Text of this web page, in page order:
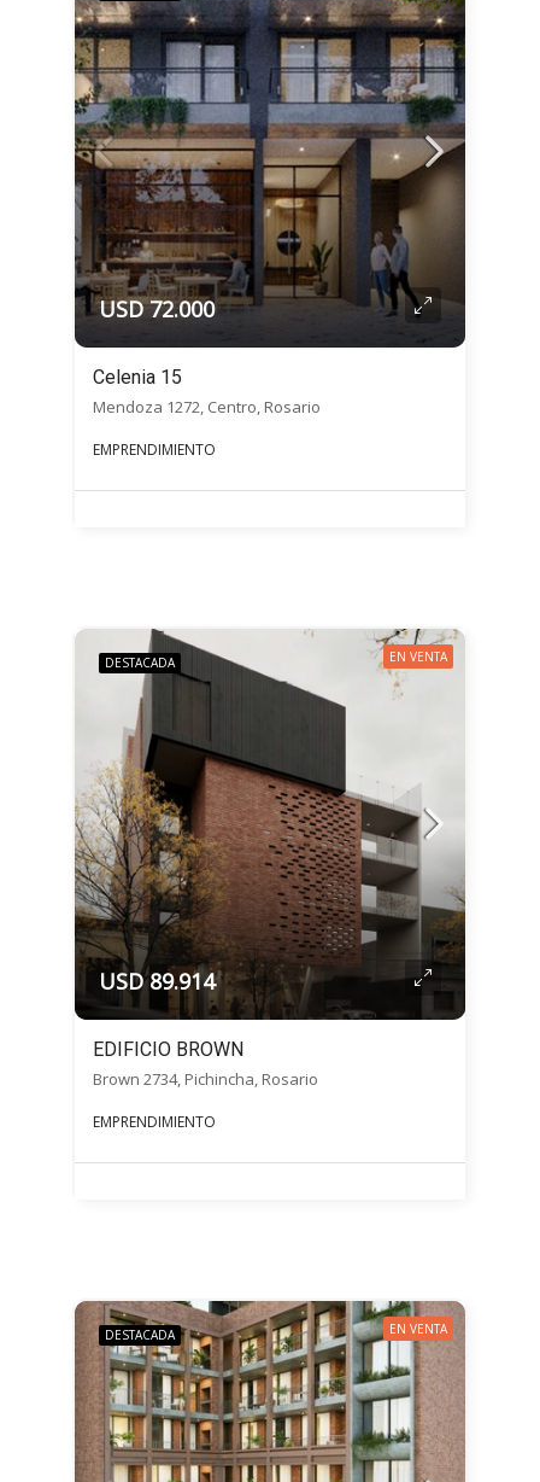
USD 72.000
Celenia 15
Mendoza 1272, Centro, Rosario
EMPRENDIMIENTO
DESTACADA EN VENTA
USD 89.914
EDIFICIO BROWN
Brown 2734, Pichincha, Rosario
EMPRENDIMIENTO
DESTACADA EN VENTA